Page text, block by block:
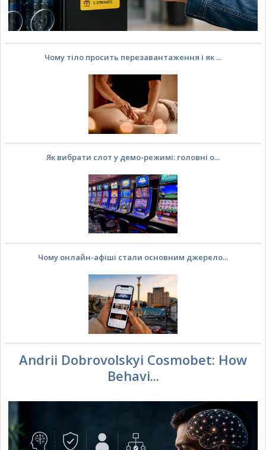
Чому тіло просить перезавантаження і як ...
Як вибрати слот у демо-режимі: головні о...
Чому онлайн-афіші стали основним джерело...
Andrii Dobrovolskyi Cosmobet: How
Behavi...